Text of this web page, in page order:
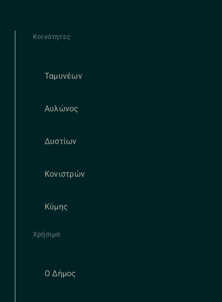
Κοινότητες
Ταμυνέων
Αυλώνος
Δυστίων
Κονιστρών
Κύμης
Χρήσιμα
Ο Δήμος